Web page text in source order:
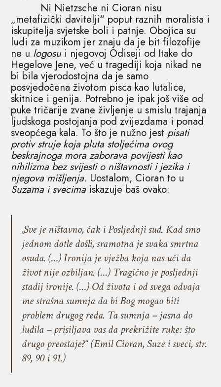
Ni Nietzsche ni Cioran nisu
„metafizički davitelji“ poput raznih moralista i
iskupitelja svjetske boli i patnje. Obojica su
ludi za muzikom jer znaju da je bit filozofije
ne u logosui njegovoj Odiseji od Itake do
Hegelove Jene, već u tragediji koja nikad ne
bi bila vjerodostojna da je samo
posvjedočena životom pisca kao lutalice,
skitnice i genija. Potrebno je ipak još više od
puke tričarije zvane življenje u smislu trajanja
ljudskoga postojanja pod zvijezdama i ponad
sveopćega kala. To što je nužno jest pisati
protiv struje koja pluta stoljećima ovog
beskrajnoga mora zaborava povijesti kao
nihilizma bez svijesti o ništavnosti i jezika i
njegova mišljenja. Uostalom, Cioran to u
Suzama i svecima iskazuje baš ovako:
„Sve je ništavno, čak i Posljednji sud. Kad smo
jednom dotle došli, sramotna je svaka smrtna
osuda. (…) Ironija je vježba koja nas uči da
život nije ozbiljan. (…) Tragično je posljednji
stadij ironije. (…) Od života i od svega odvaja
me strašna sumnja da bi Bog mogao biti
problem drugog reda. Ta sumnja – jasna do
ludila – prisiljava vas da prekrižite ruke: što
drugo preostaje?“ (Emil Cioran, Suze i sveci, str.
89, 90 i 91.)